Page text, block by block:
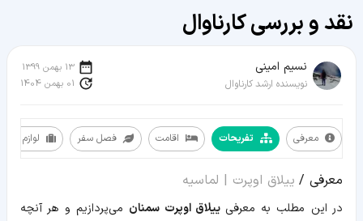
نقد و بررسی کارناوال
نسیم امینی
نویسنده ارشد کارناوال
13 بهمن 1399
01 بهمن 1404
معرفی تفریحات اقامت فصل سفر
لوازم سفر
تفریحات
فصل
معرفی / ییلاق اوپرت | لماسیه
در این مطلب به معرفی ییلاق اوپرت سمنان می‌پردازیم و هر آنچه